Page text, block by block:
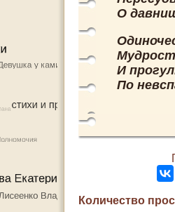
О
И
По
Количество